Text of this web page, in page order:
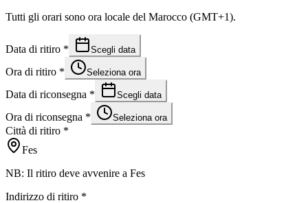
Tutti gli orari sono ora locale del Marocco (GMT+1).
Data di ritiro * Scegli data
Ora di ritiro * Seleziona ora
Data di riconsegna * Scegli data
Ora di riconsegna * Seleziona ora
Città di ritiro *
Fes
NB: Il ritiro deve avvenire a Fes
Indirizzo di ritiro *